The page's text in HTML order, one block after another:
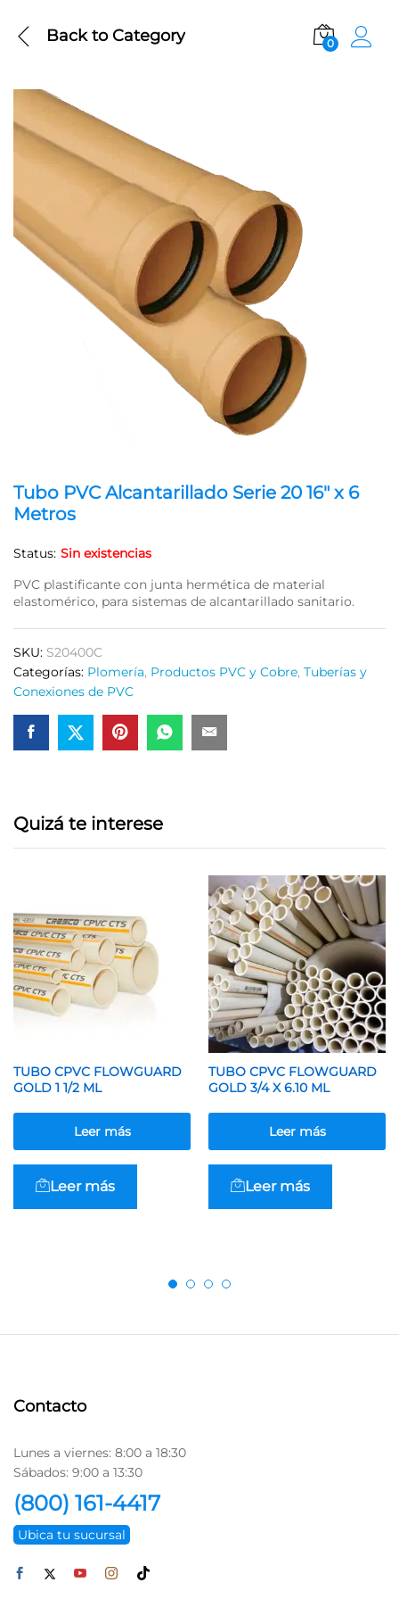
Back toCategory 0
Tubo PVC Alcantarillado Serie 20 16″ x 6
Metros
Status: Sin existencias
PVC plastificante con junta hermética de material
elastomérico, para sistemas de alcantarillado sanitario.
SKU: S20400C
Categorías: Plomería, Productos PVC y Cobre, Tuberías y
Conexiones de PVC
Quizá te interese
TUBO CPVC FLOWGUARD
GOLD 1 1/2 ML
Leer más
Leer más
TUBO CPVC FLOWGUARD
GOLD 3/4 X 6.10 ML
Leer más
Leer más
Contacto
Lunes a viernes: 8:00 a 18:30
Sábados: 9:00 a 13:30
(800) 161-4417
Ubica tu sucursal